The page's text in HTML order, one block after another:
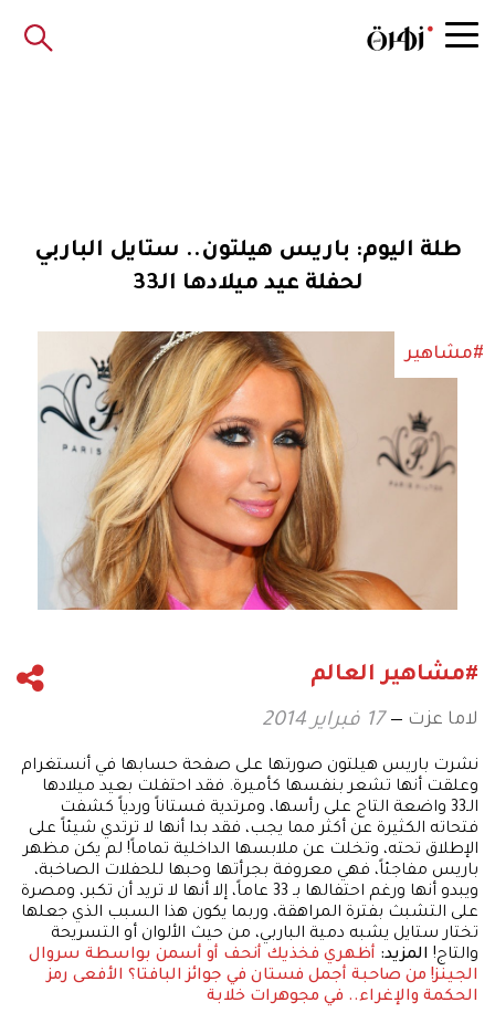
طلة اليوم: باريس هيلتون.. ستايل الباربي
لحفلة عيد ميلادها الـ33
#مشاهير
#مشاهير العالم
لاما عزت 17 فبراير 2014
نشرت باريس هيلتون صورتها على صفحة حسابها في أنستغرام
وعلقت أنها تشعر بنفسها كأميرة. فقد احتفلت بعيد ميلادها
الـ33 واضعة التاج على رأسها، ومرتدية فستاناً وردياً كشفت
فتحاته الكثيرة عن أكثر مما يجب، فقد بدا أنها لا ترتدي شيئاً على
الإطلاق تحته، وتخلت عن ملابسها الداخلية تماماً! لم يكن مظهر
باريس مفاجئاً، فهي معروفة بجرأتها وحبها للحفلات الصاخبة،
ويبدو أنها ورغم احتفالها بـ 33 عاماً، إلا أنها لا تريد أن تكبر، ومصرة
على التشبث بفترة المراهقة، وربما يكون هذا السبب الذي جعلها
تختار ستايل يشبه دمية الباربي، من حيث الألوان أو التسريحة
والتاج! المزيد: أظهري فخذيك أنحف أو أسمن بواسطة سروال
الجينز! من صاحبة أجمل فستان في جوائز البافتا؟ الأفعى رمز
الحكمة والإغراء.. في مجوهرات خلابة